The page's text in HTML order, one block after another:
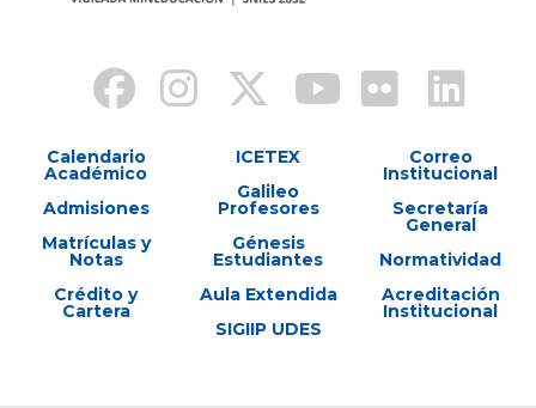
Calendario
Académico
Admisiones
Matrículas y
Notas
Crédito y
Cartera
ICETEX
Galileo
Profesores
Génesis
Estudiantes
Aula Extendida
SIGIIP UDES
Correo
Institucional
Secretaría
General
Normatividad
Acreditación
Institucional